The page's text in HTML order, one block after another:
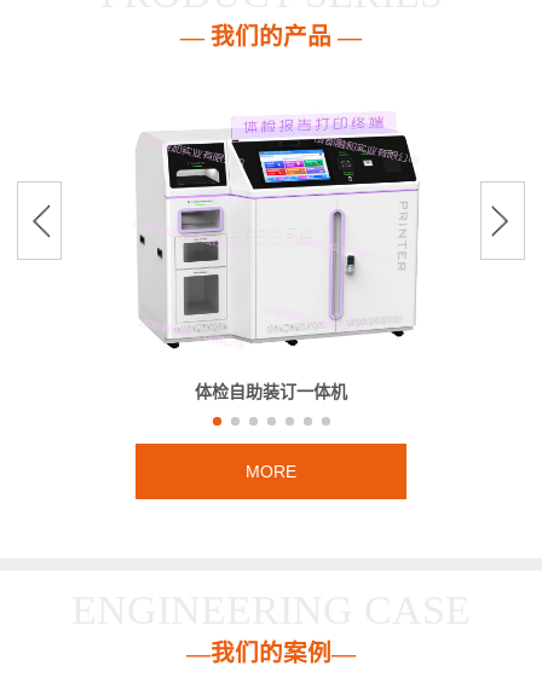
— 我们的产品 —
体检自助装订一体机
MORE
—我们的案例—